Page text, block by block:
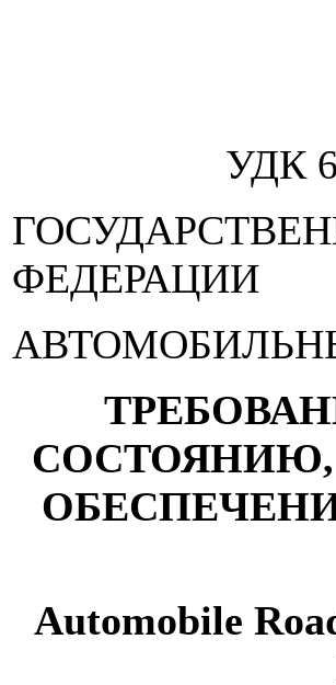
УДК
ФЕДЕРАЦИИ
Automobile